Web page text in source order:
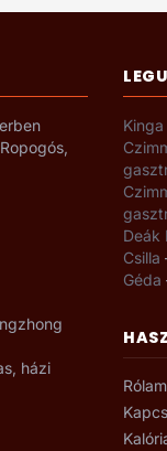
házi
Kinga
Deák
Csilla
Géda
Rólam